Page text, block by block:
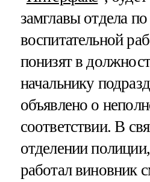
замглавы отдела
воспитательной
понизят в
начальнику
объявлено о
соответствии. В
отделении
работал виновник